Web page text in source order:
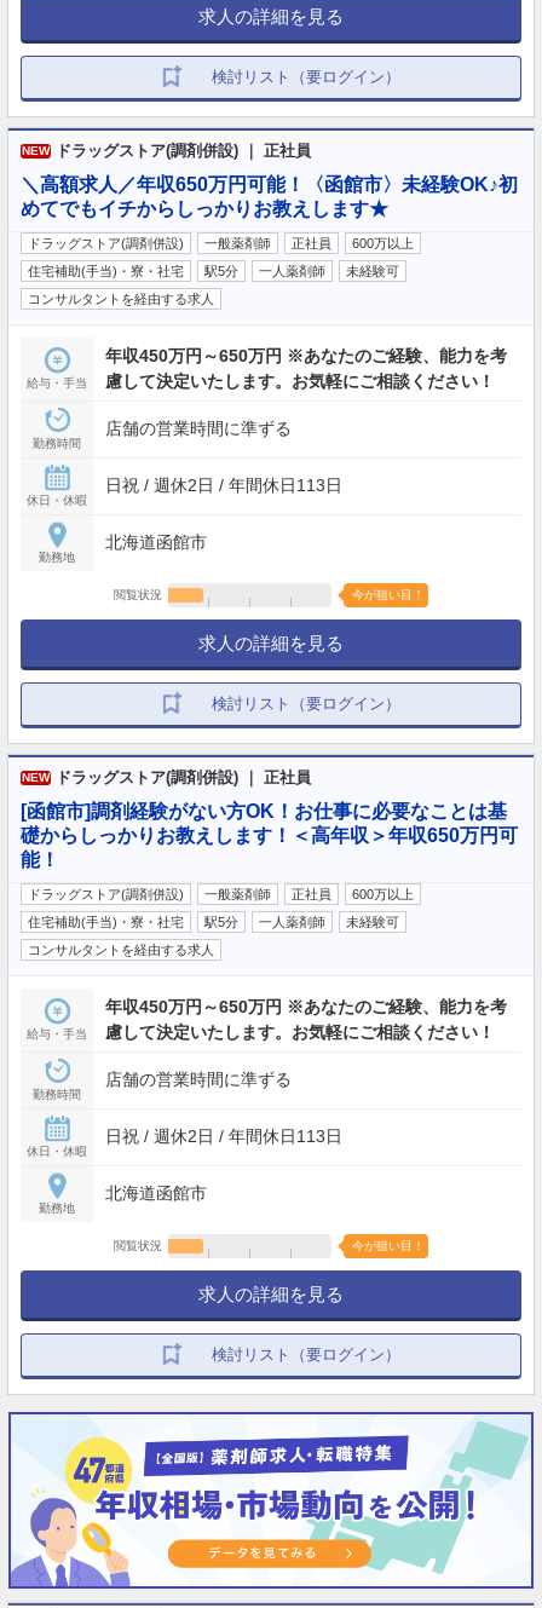
求人の詳細を見る
検討リスト（要ログイン）
NEW ドラッグストア(調剤併設) ｜ 正社員
＼高額求人／年収650万円可能！〈函館市〉未経験OK♪初
めてでもイチからしっかりお教えします★
ドラッグストア(調剤併設) 一般薬剤師 正社員
600万以上
住宅補助(手当)・寮・社宅
駅5分 一人薬剤師
未経験可
コンサルタントを経由する求人
給与・手当
年収450万円～650万円 ※あなたのご経験、能力を考
慮して決定いたします。お気軽にご相談ください！
勤務時間
店舗の営業時間に準ずる
休日・休暇
日祝 / 週休2日 / 年間休日113日
勤務地
北海道函館市
閲覧状況 今が狙い目！
求人の詳細を見る
検討リスト（要ログイン）
NEW ドラッグストア(調剤併設) ｜ 正社員
[函館市]調剤経験がない方OK！お仕事に必要なことは基
礎からしっかりお教えします！＜高年収＞年収650万円可
能！
ドラッグストア(調剤併設) 一般薬剤師 正社員
600万以上
住宅補助(手当)・寮・社宅
駅5分 一人薬剤師
未経験可
コンサルタントを経由する求人
給与・手当
年収450万円～650万円 ※あなたのご経験、能力を考
慮して決定いたします。お気軽にご相談ください！
勤務時間
店舗の営業時間に準ずる
休日・休暇
日祝 / 週休2日 / 年間休日113日
勤務地
北海道函館市
閲覧状況 今が狙い目！
求人の詳細を見る
検討リスト（要ログイン）